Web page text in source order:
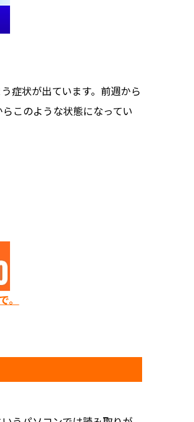
症状が出ています。前週から
このような状態になってい